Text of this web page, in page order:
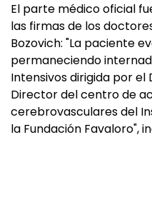
El parte médico oficial
las firmas de los
Bozovich: "La paciente
permaneciendo
Intensivos dirigida por el
Director del centro de
cerebrovasculares del
la Fundación Favaloro",